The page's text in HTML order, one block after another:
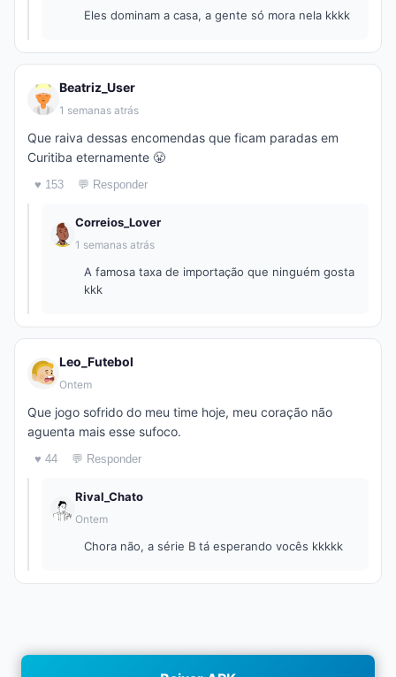
Eles dominam a casa, a gente só mora nela kkkk
Beatriz_User
1 semanas atrás
Que raiva dessas encomendas que ficam paradas em
Curitiba eternamente 😤
♥ 153 💬 Responder
Correios_Lover
1 semanas atrás
A famosa taxa de importação que ninguém gosta
kkk
Leo_Futebol
Ontem
Que jogo sofrido do meu time hoje, meu coração não
aguenta mais esse sufoco.
♥ 44 💬 Responder
Rival_Chato
Ontem
Chora não, a série B tá esperando vocês kkkkk